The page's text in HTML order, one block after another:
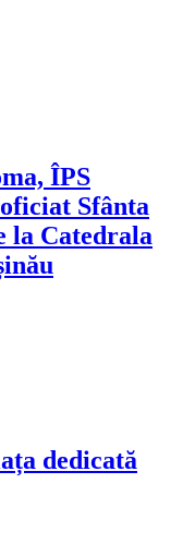
ÎPS
Sfânta
la Catedrala
dedicată